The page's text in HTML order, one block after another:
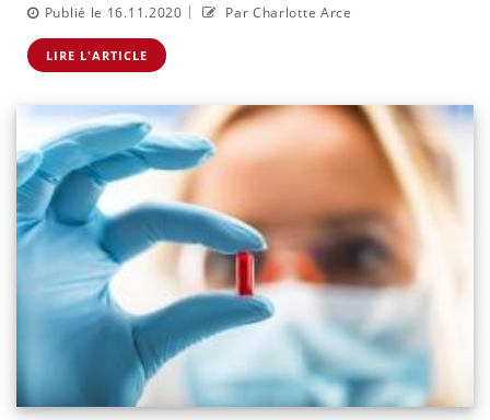
Publié le 16.11.2020 | Par Charlotte Arce
LIRE L'ARTICLE